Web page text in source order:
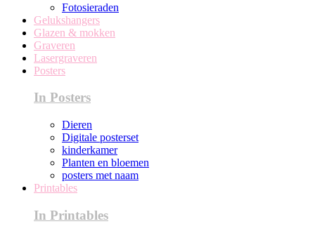
Fotosieraden
Gelukshangers
Glazen & mokken
Graveren
Lasergraveren
Posters
In Posters
Dieren
Digitale posterset
kinderkamer
Planten en bloemen
posters met naam
Printables
In Printables